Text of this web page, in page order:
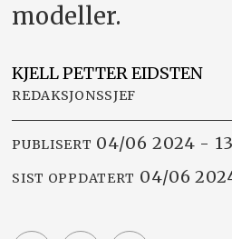
modeller.
KJELL PETTEREIDSTEN
REDAKSJONSSJEF
PUBLISERT 04/06 2024 -
SIST OPPDATERT 04/06